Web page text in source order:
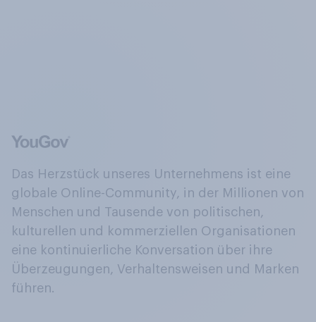
Das Herzstück unseres Unternehmens ist eine
globale Online-Community, in der Millionen von
Menschen und Tausende von politischen,
kulturellen und kommerziellen Organisationen
eine kontinuierliche Konversation über ihre
Überzeugungen, Verhaltensweisen und Marken
führen.